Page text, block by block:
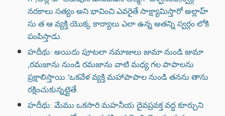
నరకాలు సత్యం అని భావించి ఎవరైతే సాక్ష్యామిస్తారో అల్లాహ్
సు త ఆ వ్యక్తి యొక్క కార్యాలు ఎలా ఉన్న అతన్ని స్వర్గం లోకి
పంపిస్తాడు.
హదీథు: అయిదు పూటలా నమాజులు జుమా నుండి జుమా
,రమజాను నుండి రమజాను వాటి మధ్య గల పాపాలను
ప్రక్షాలిస్తాయి.‘ఒకవేళ వ్యక్తి మహాపాపాల నుండి తనను తాను
రక్షించుకున్నట్లైతే.
హదీథు: మేము ఒకసారి మహనీయ దైవప్రవక్త వద్ద కూర్చుని